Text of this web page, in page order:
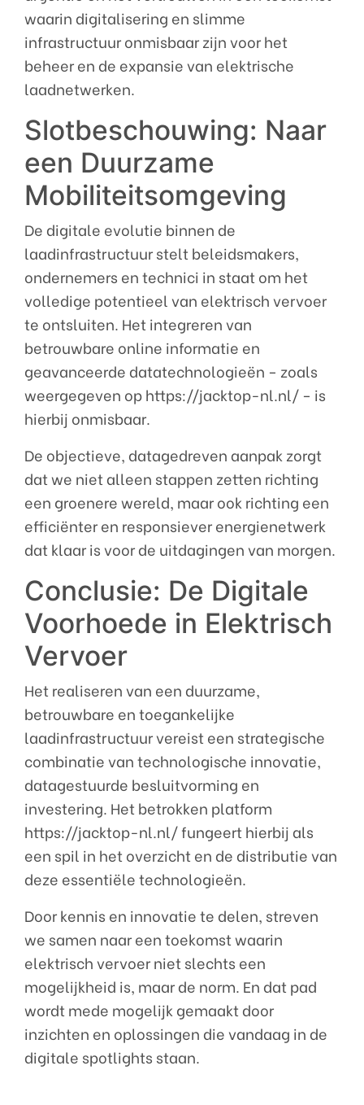
waarin digitalisering en slimme
infrastructuur onmisbaar zijn voor het
beheer en de expansie van elektrische
laadnetwerken.
Slotbeschouwing: Naar
een Duurzame
Mobiliteitsomgeving
De digitale evolutie binnen de
laadinfrastructuur stelt beleidsmakers,
ondernemers en technici in staat om het
volledige potentieel van elektrisch vervoer
te ontsluiten. Het integreren van
betrouwbare online informatie en
geavanceerde datatechnologieën − zoals
weergegeven op https://jacktop-nl.nl/ − is
hierbij onmisbaar.
De objectieve, datagedreven aanpak zorgt
dat we niet alleen stappen zetten richting
een groenere wereld, maar ook richting een
efficiënter en responsiever energienetwerk
dat klaar is voor de uitdagingen van morgen.
Conclusie: De Digitale
Voorhoede in Elektrisch
Vervoer
Het realiseren van een duurzame,
betrouwbare en toegankelijke
laadinfrastructuur vereist een strategische
combinatie van technologische innovatie,
datagestuurde besluitvorming en
investering. Het betrokken platform
https://jacktop-nl.nl/ fungeert hierbij als
een spil in het overzicht en de distributie van
deze essentiële technologieën.
Door kennis en innovatie te delen, streven
we samen naar een toekomst waarin
elektrisch vervoer niet slechts een
mogelijkheid is, maar de norm. En dat pad
wordt mede mogelijk gemaakt door
inzichten en oplossingen die vandaag in de
digitale spotlights staan.